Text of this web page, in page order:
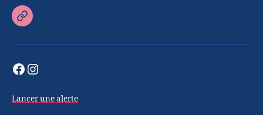
Retour
site
Facebook
Instagram
Lancer une alerte